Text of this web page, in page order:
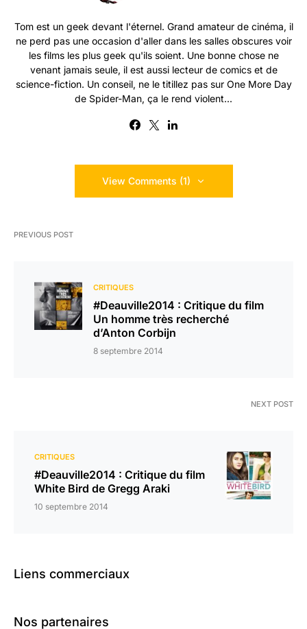
Tom est un geek devant l'éternel. Grand amateur de cinéma, il
ne perd pas une occasion d'aller dans les salles obscures voir
les films les plus geek qu'ils soient. Une bonne chose ne
venant jamais seule, il est aussi lecteur de comics et de
science-fiction. Un conseil, ne le titillez pas sur One More Day
de Spider-Man, ça le rend violent...
View Comments (1)
PREVIOUS POST
CRITIQUES
#Deauville2014 : Critique du film
Un homme très recherché
d’Anton Corbijn
8 septembre 2014
NEXT POST
CRITIQUES
#Deauville2014 : Critique du film
White Bird de Gregg Araki
10 septembre 2014
Liens commerciaux
Nos partenaires